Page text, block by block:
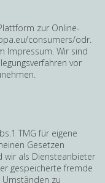
zur Online-
consumers/odr.
Impressum. Wir sind
vor
TMG für eigene
Gesetzen
wir als Diensteanbieter
gespeicherte fremde
zu